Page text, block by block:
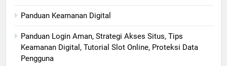
Panduan Keamanan Digital
Panduan Login Aman, Strategi Akses Situs, Tips
Keamanan Digital, Tutorial Slot Online, Proteksi Data
Pengguna